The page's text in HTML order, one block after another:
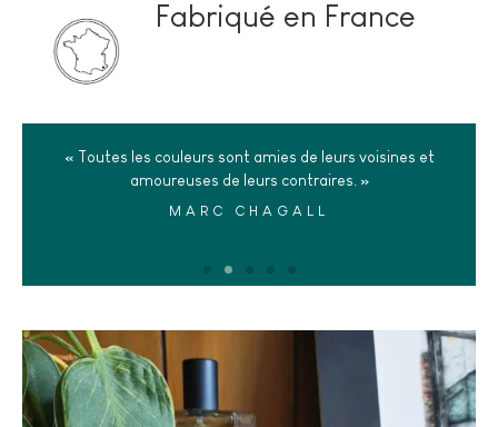
Fabriqué en France
« Toutes les couleurs sont amies de leurs voisines et
amoureuses de leurs contraires. »
MARC CHAGALL